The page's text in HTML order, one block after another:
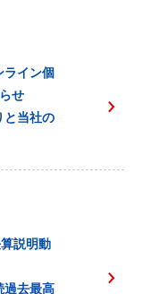
ライン個
せ
と当社の
説明動
過去最高